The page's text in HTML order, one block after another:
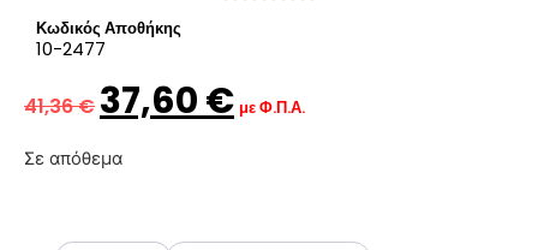
Κωδικός Αποθήκης
10-2477
41,36€ 37,60€ με Φ.Π.Α.
Σε απόθεμα